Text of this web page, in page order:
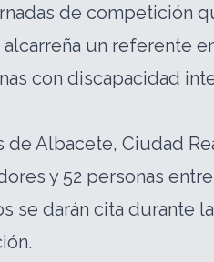
de competición
un referente
con discapacidad
de Albacete, Ciudad
y 52 personas
se darán cita durante